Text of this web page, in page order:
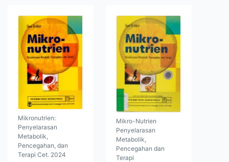
Mikronutrien:
Penyelarasan
Metabolik,
Pencegahan, dan
Terapi Cet. 2024
Mikro-Nutrien
Penyelarasan
Metabolik,
Pencegahan dan
Terapi